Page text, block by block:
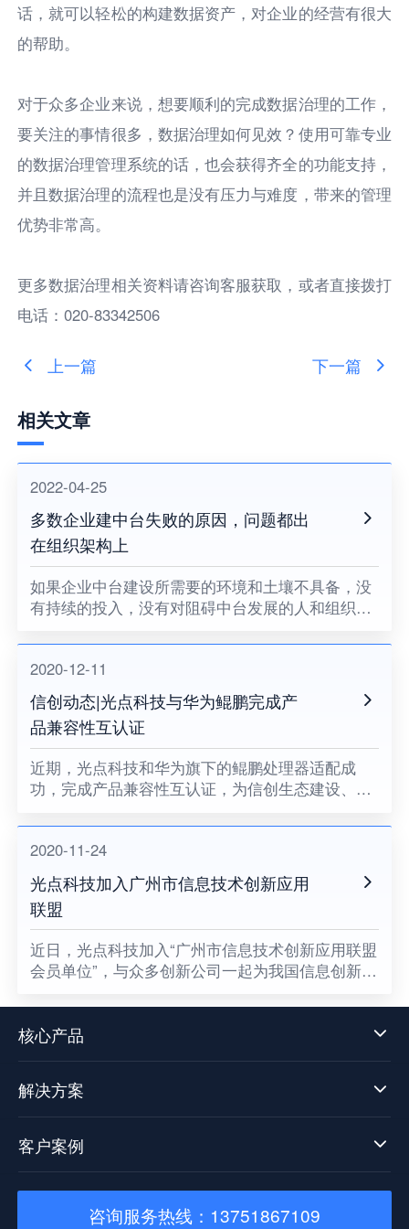
话，就可以轻松的构建数据资产，对企业的经营有很大
的帮助。
对于众多企业来说，想要顺利的完成数据治理的工作，
要关注的事情很多，数据治理如何见效？使用可靠专业
的数据治理管理系统的话，也会获得齐全的功能支持，
并且数据治理的流程也是没有压力与难度，带来的管理
优势非常高。
更多数据治理相关资料请咨询客服获取，或者直接拨打
电话：020-83342506
上一篇 下一篇
相关文章
2022-04-25
多数企业建中台失败的原因，问题都出
在组织架构上
如果企业中台建设所需要的环境和土壤不具备，没
有持续的投入，没有对阻碍中台发展的人和组织提
业中台将很难健康地成长。
2020-12-11
信创动态|光点科技与华为鲲鹏完成产
品兼容性互认证
近期，光点科技和华为旗下的鲲鹏处理器适配成
功，完成产品兼容性互认证，为信创生态建设、关
2020-11-24
光点科技加入广州市信息技术创新应用
联盟
​近日，光点科技加入“广州市信息技术创新应用联盟
会员单位”，与众多创新公司一起为我国信息创新发
台技术发展迈向了新阶段。
核心产品
解决方案
客户案例
咨询服务热线：13751867109